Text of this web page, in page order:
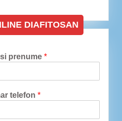
DIAFITOSAN
prenume *
telefon *